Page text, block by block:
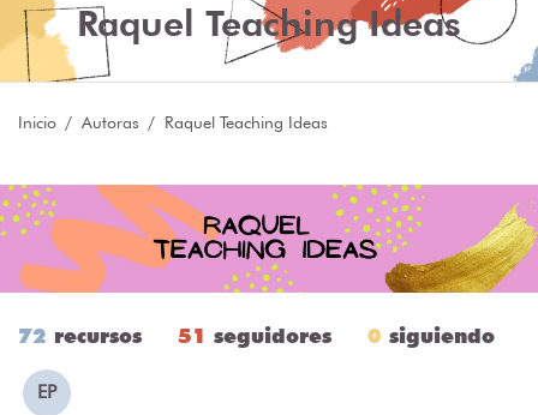
Raquel Teaching Ideas
Inicio Autoras Raquel Teaching Ideas
72 recursos 51 seguidores 0 siguiendo
EP